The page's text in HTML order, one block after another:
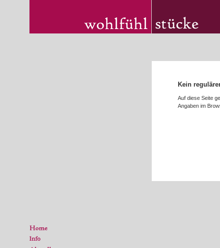
Kein
Auf diese Seite
Angaben im